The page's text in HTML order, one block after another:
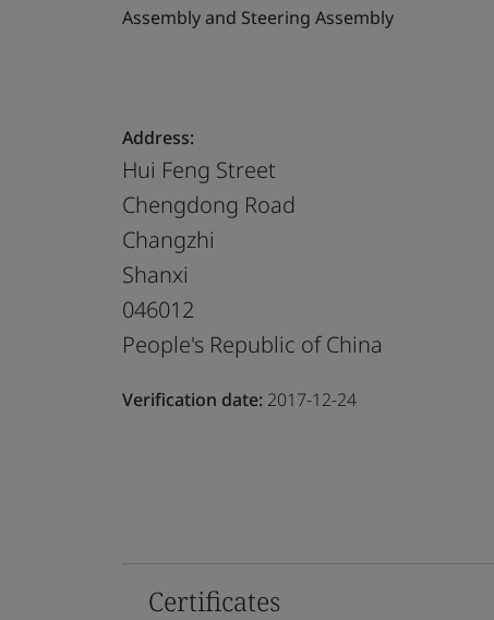
Assembly and Steering Assembly
Address:
Hui Feng Street
Chengdong Road
Changzhi
Shanxi
046012
People's Republic of China
Verification date: 2017-12-24
Certificates